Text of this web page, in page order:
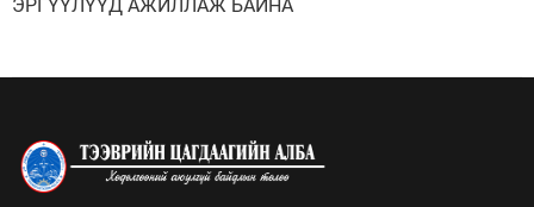
ЭРГҮҮЛҮҮД АЖИЛЛАЖ БАЙНА